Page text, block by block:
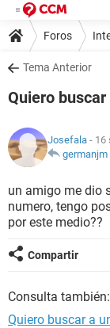
Foros
Tema Anterior
Quiero
Josefala - 16
germanjm
un amigo me dio
numero, tengo
por este medio??
Compartir
Consulta también:
Quiero buscar a